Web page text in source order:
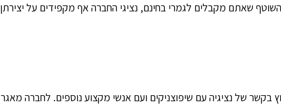
שאתם מקבלים לגמרי בחינם, נציגי החברה אף מקפידים על
בקשר של נציגיה עם שיפוצניקים ועם אנשי מקצוע נוספים. לחברה